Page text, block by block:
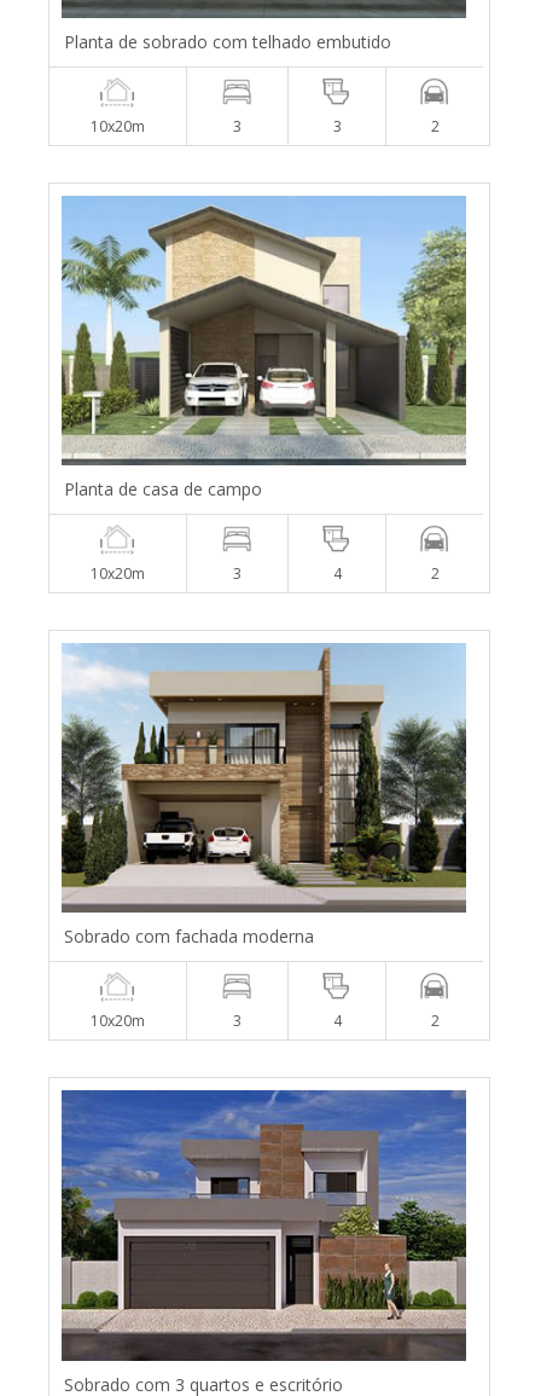
Planta de sobrado com telhado embutido
10x20m 3 3 2
Planta de casa de campo
10x20m 3 4 2
Sobrado com fachada moderna
10x20m 3 4 2
Sobrado com 3 quartos e escritório